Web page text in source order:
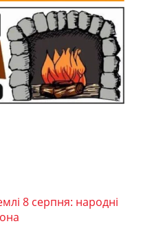
8 серпня: народні